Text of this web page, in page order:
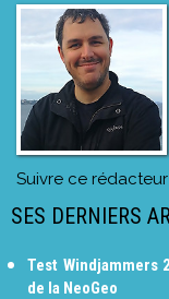
Suivre ce
SES DERNIERS
Test Windjammers
de la NeoGeo